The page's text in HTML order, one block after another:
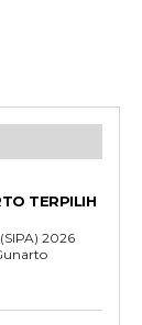
TERPILIH
2026